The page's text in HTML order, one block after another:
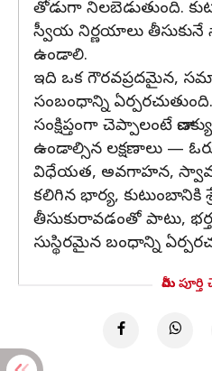
తోడుగా నిలబెడుతుంది.
స్వీయ నిర్ణయాలు
ఉండాలి.
ఇది ఒక గౌరవప్రదమైన,
సంబంధాన్ని ఏర్పరచుతుంది.
సంక్షిప్తంగా చెప్పాలంటే
ఉండాల్సిన లక్షణాలు —
విధేయత, అవగాహన,
కలిగిన భార్య, కుటుంబానికి
తీసుకురావడంతో పాటు,
సుస్థిరమైన బంధాన్ని
మీరు